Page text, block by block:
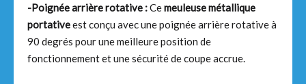
-Poignée arrière rotative :Cemeuleuse métallique
portativeest conçu avec une poignée arrière rotative à
90 degrés pour une meilleure position de
fonctionnement et une sécurité de coupe accrue.